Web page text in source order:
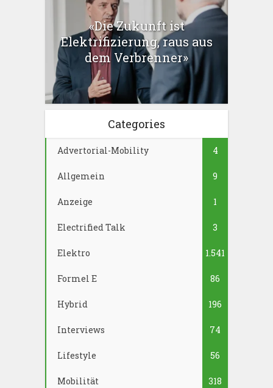
«Die Zukunft ist
Elektrifizierung, raus aus
dem Verbrenner»
Categories
Advertorial-Mobility 4
Allgemein 9
Anzeige 1
Electrified Talk 3
Elektro 1.541
Formel E 86
Hybrid 196
Interviews 74
Lifestyle 56
Mobilität 318